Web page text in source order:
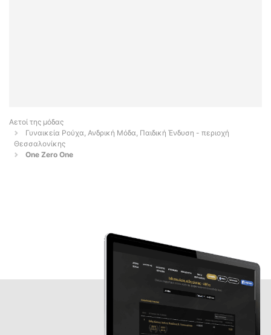
Αετοί της μόδας
Γυναικεία Ρούχα, Ανδρική Μόδα, Παιδική Ένδυση - περιοχή
Θεσσαλονίκης
One Zero One